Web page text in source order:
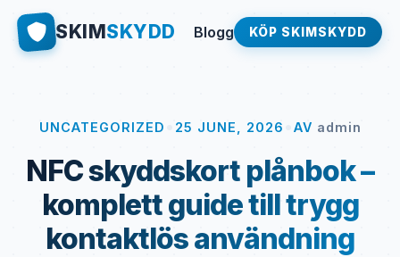
SKIMSKYDD Blogg KÖP SKIMSKYDD
UNCATEGORIZED 25 JUNE, 2026 AV admin
NFC skyddskort plånbok –
komplett guide till trygg
kontaktlös användning